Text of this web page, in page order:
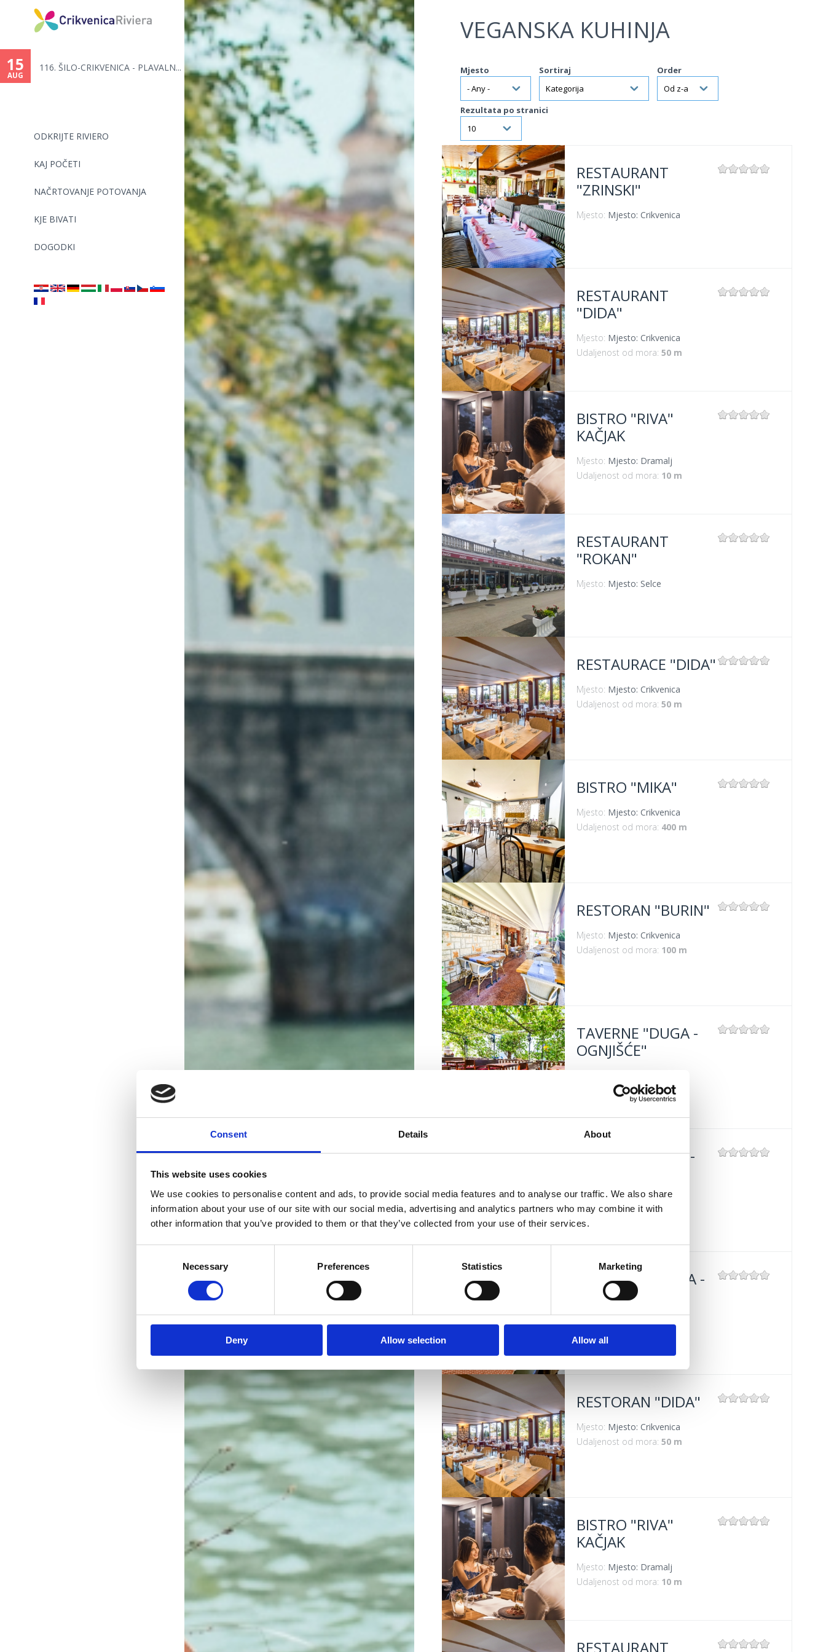
Consent Details About
This website uses cookies
We use cookies to personalise content and ads, to provide social media features and to analyse our traffic. We also share
information about your use of our site with our social media, advertising and analytics partners who may combine it with
other information that you’ve provided to them or that they’ve collected from your use of their services.
Necessary Preferences Statistics Marketing
Deny Allow selection Allow all
Jump to navigation
ODKRIJTE RIVIERO
KAJ POČETI
NAČRTOVANJE POTOVANJA
KJE BIVATI
DOGODKI
15
AUG
116. ŠILO-CRIKVENICA - PLAVALN...
VEGANSKA KUHINJA
Mjesto Sortiraj Order
Rezultata po stranici
VIŠE INFORMACIJA
RESTAURANT
"ZRINSKI"
Mjesto: Mjesto: Crikvenica
VIŠE INFORMACIJA
RESTAURANT
"DIDA"
Mjesto: Mjesto: Crikvenica
Udaljenost od mora: 50 m
VIŠE INFORMACIJA
BISTRO "RIVA"
KAČJAK
Mjesto: Mjesto: Dramalj
Udaljenost od mora: 10 m
VIŠE INFORMACIJA
RESTAURANT
"ROKAN"
Mjesto: Mjesto: Selce
VIŠE INFORMACIJA
RESTAURACE "DIDA"
Mjesto: Mjesto: Crikvenica
Udaljenost od mora: 50 m
BISTRO "MIKA"
Mjesto: Mjesto: Crikvenica
Udaljenost od mora: 400 m
RESTORAN "BURIN"
Mjesto: Mjesto: Crikvenica
Udaljenost od mora: 100 m
TAVERNE "DUGA -
OGNJIŠĆE"
Udaljenost od mora:300 m
VIŠE INFORMACIJA
KONOBA "DUGA -
Mjesto: Mjesto: Crikvenica
Udaljenost od mora:300 m
GOSTILNA "DUGA -
OGNJIŠĆE"
Udaljenost od mora:
VIŠE INFORMACIJA
RESTORAN "DIDA"
Mjesto: Mjesto: Crikvenica
Udaljenost od mora: 50 m
VIŠE INFORMACIJA
BISTRO "RIVA"
KAČJAK
Mjesto: Mjesto: Dramalj
Udaljenost od mora: 10 m
RESTAURANT